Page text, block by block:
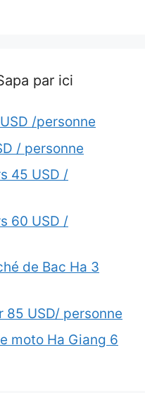
par ici
/personne
/ personne
45 USD /
60 USD /
de Bac Ha 3
85 USD/ personne
moto Ha Giang 6